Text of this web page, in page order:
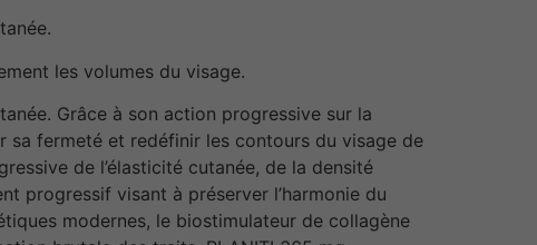
les volumes du visage.
Grâce à son action progressive sur la
fermeté et redéfinir les contours du visage de
de l’élasticité cutanée, de la densité
progressif visant à préserver l’harmonie du
modernes, le biostimulateur de collagène